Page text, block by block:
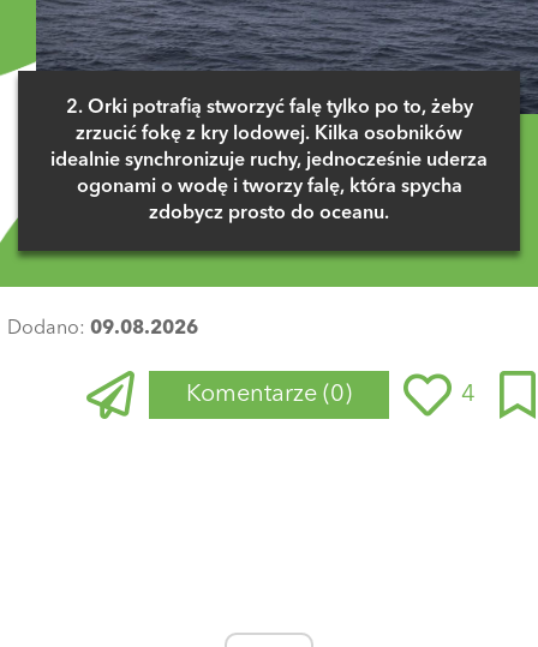
2. Orki potrafią stworzyć falę tylko po to, żeby
zrzucić fokę z kry lodowej. Kilka osobników
idealnie synchronizuje ruchy, jednocześnie uderza
ogonami o wodę i tworzy falę, która spycha
zdobycz prosto do oceanu.
Dodano: 09.08.2026
Komentarze (0) 4